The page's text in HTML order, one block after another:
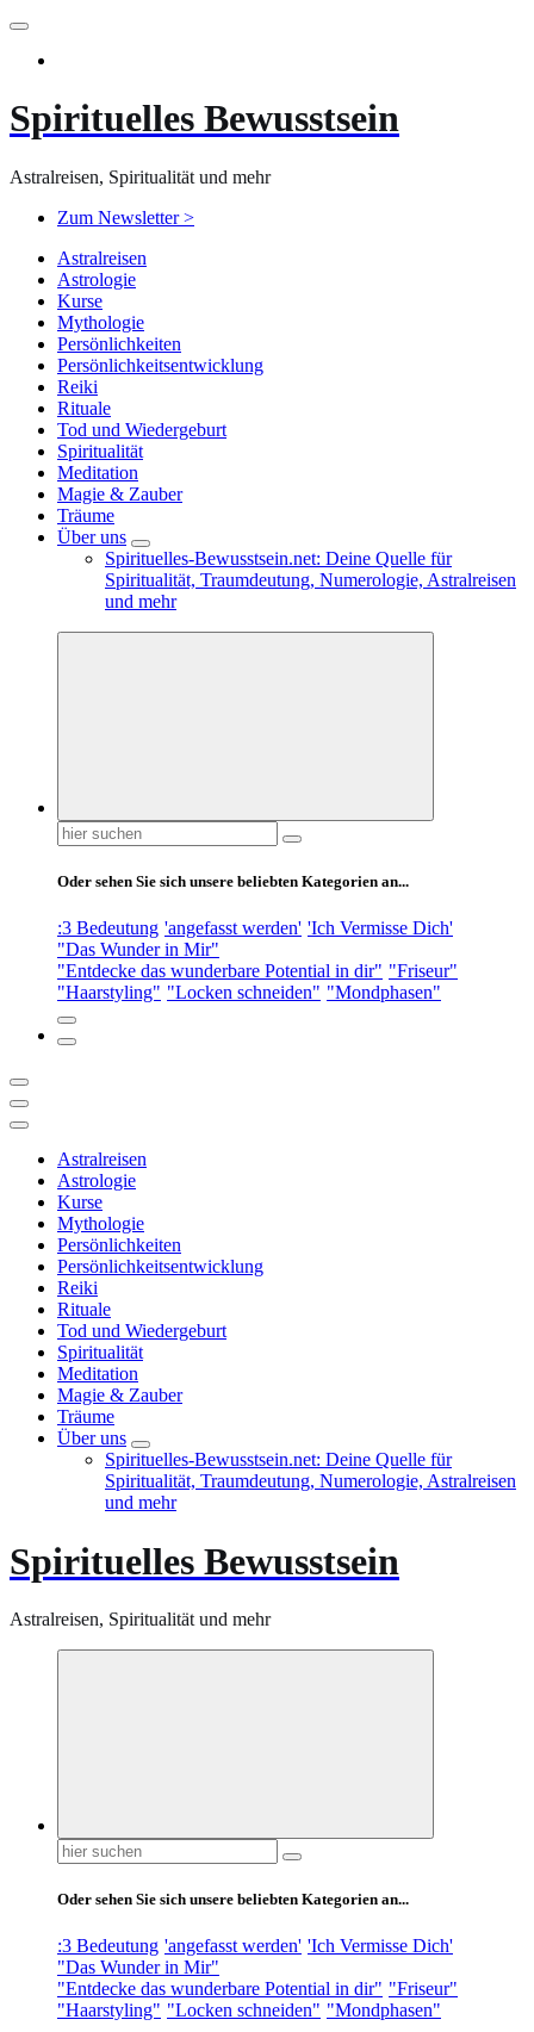
Zum
springen
Spirituelles Bewusstsein
Astralreisen, Spiritualität und mehr
Zum Newsletter >
Astralreisen
Astrologie
Kurse
Mythologie
Persönlichkeiten
Persönlichkeitsentwicklung
Reiki
Rituale
Tod und Wiedergeburt
Spiritualität
Meditation
Magie & Zauber
Träume
Über uns
Spirituelles-Bewusstsein.net: Deine Quelle für
Spiritualität, Traumdeutung, Numerologie, Astralreisen
und mehr
Suchen
nach:
Oder sehen Sie sich unsere beliebten Kategorien an...
:3 Bedeutung 'angefasst werden' 'Ich Vermisse Dich'
"Das Wunder in Mir"
"Entdecke das wunderbare Potential in dir" "Friseur"
"Haarstyling" "Locken schneiden" "Mondphasen"
Astralreisen
Astrologie
Kurse
Mythologie
Persönlichkeiten
Persönlichkeitsentwicklung
Reiki
Rituale
Tod und Wiedergeburt
Spiritualität
Meditation
Magie & Zauber
Träume
Über uns
Spirituelles-Bewusstsein.net: Deine Quelle für
Spiritualität, Traumdeutung, Numerologie, Astralreisen
und mehr
Spirituelles Bewusstsein
Astralreisen, Spiritualität und mehr
Suchen
nach:
Oder sehen Sie sich unsere beliebten Kategorien an...
:3 Bedeutung 'angefasst werden' 'Ich Vermisse Dich'
"Das Wunder in Mir"
"Entdecke das wunderbare Potential in dir" "Friseur"
"Haarstyling" "Locken schneiden" "Mondphasen"